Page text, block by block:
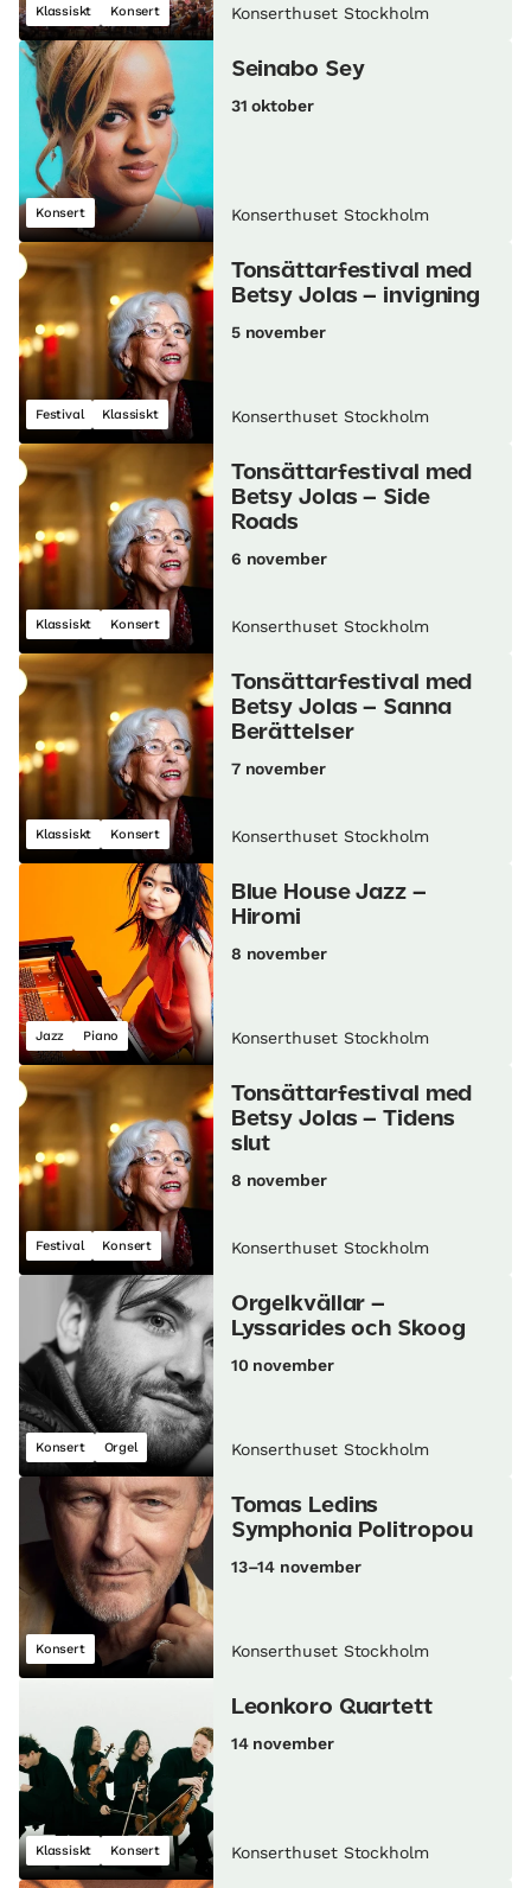
Klassiskt Konsert Konserthuset Stockholm
Konsert
Seinabo Sey
31 oktober
Konserthuset Stockholm
Festival Klassiskt
Tonsättarfestival med
Betsy Jolas – invigning
5 november
Konserthuset Stockholm
Klassiskt Konsert
Tonsättarfestival med
Betsy Jolas – Side
Roads
6 november
Konserthuset Stockholm
Klassiskt Konsert
Tonsättarfestival med
Betsy Jolas – Sanna
Berättelser
7 november
Konserthuset Stockholm
Jazz Piano
Blue House Jazz –
Hiromi
8 november
Konserthuset Stockholm
Festival Konsert
Tonsättarfestival med
Betsy Jolas – Tidens
slut
8 november
Konserthuset Stockholm
Konsert Orgel
Orgelkvällar –
Lyssarides och Skoog
10 november
Konserthuset Stockholm
Konsert
Tomas Ledins
Symphonia Politropou
13–14 november
Konserthuset Stockholm
Klassiskt Konsert
Leonkoro Quartett
14 november
Konserthuset Stockholm